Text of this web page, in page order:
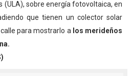
(ULA), sobre energía fotovoltaica, en
que tienen un colector solar
para mostrarlo a los merideños